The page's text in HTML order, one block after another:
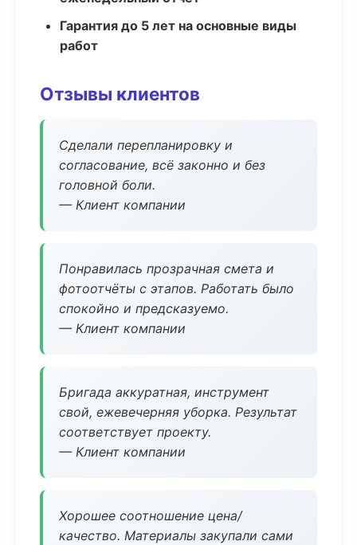
Гарантия до 5 лет на основные виды
работ
Отзывы клиентов
Сделали перепланировку и
согласование, всё законно и без
головной боли.
— Клиент компании
Понравилась прозрачная смета и
фотоотчёты с этапов. Работать было
спокойно и предсказуемо.
— Клиент компании
Бригада аккуратная, инструмент
свой, ежевечерняя уборка. Результат
соответствует проекту.
— Клиент компании
Хорошее соотношение цена/
качество. Материалы закупали сами